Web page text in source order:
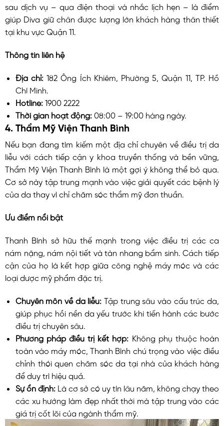
sau dịch vụ – qua điện thoại và nhắc lịch hẹn – là điểm
giúp Diva giữ chân được lượng lớn khách hàng thân thiết
tại khu vực Quận 11.
Thông tin liên hệ
Địa chỉ: 182 Ông Ích Khiêm, Phường 5, Quận 11, TP. Hồ
Chí Minh.
Hotline: 1900 2222
Thời gian hoạt động: 08:00 – 19:00 hàng ngày.
4. Thẩm Mỹ Viện Thanh Bình
Nếu bạn đang tìm kiếm một địa chỉ chuyên về điều trị da
liễu với cách tiếp cận y khoa truyền thống và bền vững,
Thẩm Mỹ Viện Thanh Bình là một gợi ý không thể bỏ qua.
Cơ sở này tập trung mạnh vào việc giải quyết các bệnh lý
của da thay vì chỉ chăm sóc thẩm mỹ đơn thuần.
Ưu điểm nổi bật
Thanh Bình sở hữu thế mạnh trong việc điều trị các ca
nám nặng, nám nội tiết và tàn nhang bẩm sinh. Cách tiếp
cận của họ là kết hợp giữa công nghệ máy móc và các
loại dược mỹ phẩm đặc trị.
Chuyên môn về da liễu:Tập trung sâu vào cấu trúc da,
giúp phục hồi nền da yếu trước khi tiến hành các bước
điều trị chuyên sâu.
Phương pháp điều trị kết hợp: Không phụ thuộc hoàn
toàn vào máy móc, Thanh Bình chú trọng vào việc điều
chỉnh thói quen chăm sóc da tại nhà của khách hàng
để duy trì hiệu quả.
Sự ổn định: Là cơ sở có uy tín lâu năm, không chạy theo
các xu hướng làm đẹp nhất thời mà tập trung vào các
giá trị cốt lõi của ngành thẩm mỹ.